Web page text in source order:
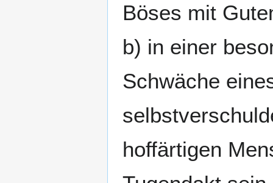
Böses mit
b) in einer
Schwäche
hoffärtigen